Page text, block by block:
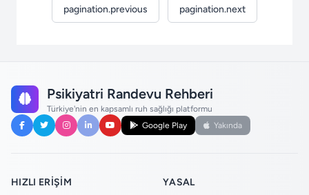
pagination.previous pagination.next
Psikiyatri Randevu Rehberi
Türkiye'nin en kapsamlı ruh sağlığı platformu
Google Play
Yakında
HIZLI ERIŞIM YASAL